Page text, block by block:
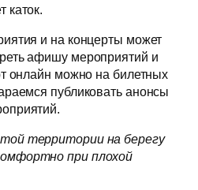
каток.
и на концерты может
афишу мероприятий и
онлайн можно на билетных
публиковать анонсы
территории на берегу
при плохой